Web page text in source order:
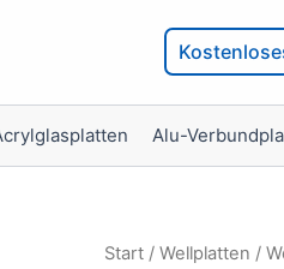
Alu-
Start / Wellplatten /